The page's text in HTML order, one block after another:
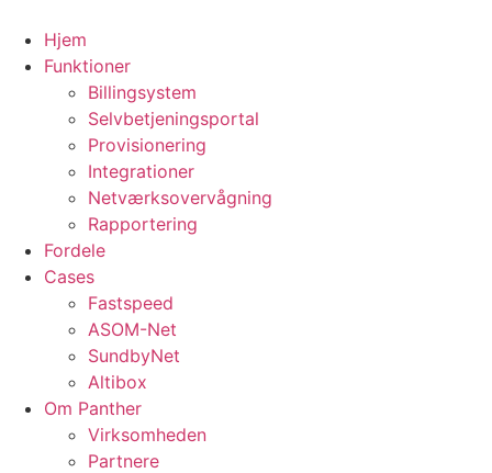
content
Hjem
Funktioner
Billingsystem
Selvbetjeningsportal
Provisionering
Integrationer
Netværksovervågning
Rapportering
Fordele
Cases
Fastspeed
ASOM-Net
SundbyNet
Altibox
Om Panther
Virksomheden
Partnere